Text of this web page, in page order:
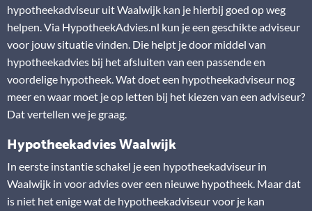
hypotheekadviseur uit Waalwijk kan je hierbij goed op weg
helpen. Via HypotheekAdvies.nl kun je een geschikte adviseur
voor jouw situatie vinden. Die helpt je door middel van
hypotheekadvies bij het afsluiten van een passende en
voordelige hypotheek. Wat doet een hypotheekadviseur nog
meer en waar moet je op letten bij het kiezen van een adviseur?
Dat vertellen we je graag.
Hypotheekadvies Waalwijk
In eerste instantie schakel je een hypotheekadviseur in
Waalwijk in voor advies over een nieuwe hypotheek. Maar dat
is niet het enige wat de hypotheekadviseur voor je kan